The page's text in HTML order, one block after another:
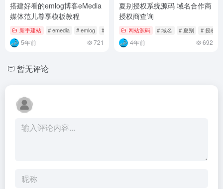
搭建好看的emlog博客eMedia
媒体范儿尊享模板教程
新手建站 # emedia # emlog # 尊享
5年前 721
夏别授权系统源码 域名合作商
授权商查询
网站源码 # 域名 # 夏别 # 授权
4年前 692
暂无评论